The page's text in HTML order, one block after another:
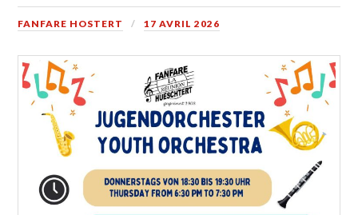
FANFARE HOSTERT 17 AVRIL 2026